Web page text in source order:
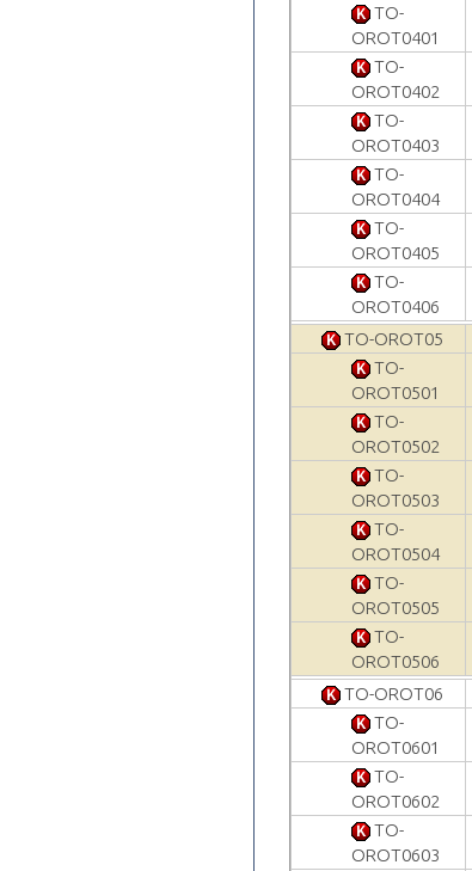
TO-
OROT0401
TO-
OROT0402
TO-
OROT0403
TO-
OROT0404
TO-
OROT0405
TO-
OROT0406
TO-OROT05
TO-
OROT0501
TO-
OROT0502
TO-
OROT0503
TO-
OROT0504
TO-
OROT0505
TO-
OROT0506
TO-OROT06
TO-
OROT0601
TO-
OROT0602
TO-
OROT0603